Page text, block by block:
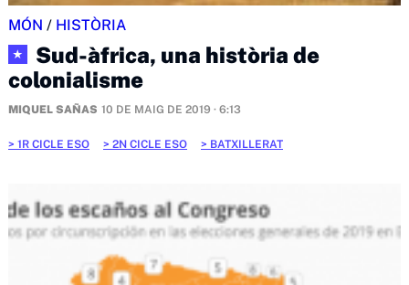
MÓN / HISTÒRIA
★
Sud-àfrica, una història de
colonialisme
MIQUEL SAÑAS 10 DE MAIG DE 2019 · 6:13
1R CICLE ESO 2N CICLE ESO BATXILLERAT